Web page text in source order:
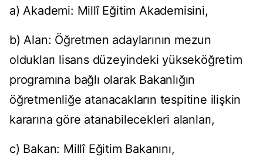
a) Akademi: Millî Eğitim Akademisini,
b) Alan: Öğretmen adaylarının mezun
oldukları lisans düzeyindeki yükseköğretim
programına bağlı olarak Bakanlığın
öğretmenliğe atanacakların tespitine ilişkin
kararına göre atanabilecekleri alanları,
c) Bakan: Millî Eğitim Bakanını,